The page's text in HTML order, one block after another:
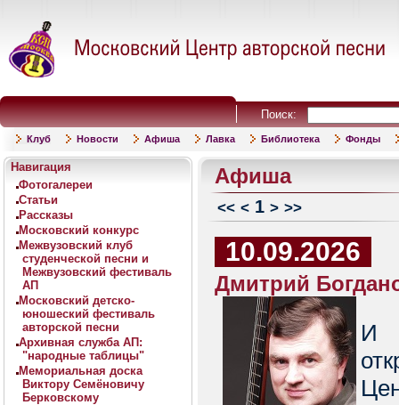
Поиск:
Клуб Новости Афиша Лавка Библиотека Фонды
Навигация
Фотогалереи
Статьи
Рассказы
Московский конкурс
Межвузовский клуб
студенческой песни и
Межвузовский фестиваль
АП
Московский детско-
юношеский фестиваль
авторской песни
Архивная служба АП:
"народные таблицы"
Мемориальная доска
Виктору Семёновичу
Берковскому
Афиша
<< < 1 > >>
10.09.2026
Дмитрий
И